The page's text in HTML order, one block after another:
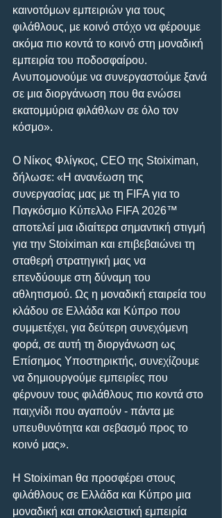
καινοτόμων εμπειριών για τους
φιλάθλους, με κοινό στόχο να φέρουμε
ακόμα πιο κοντά το κοινό στη μοναδική
εμπειρία του ποδοσφαίρου.
Ανυπομονούμε να συνεργαστούμε ξανά
σε μια διοργάνωση που θα ενώσει
εκατομμύρια φιλάθλων σε όλο τον
κόσμο».
Ο Νίκος Φλίγκος, CEO της Stoiximan,
δήλωσε: «Η ανανέωση της
συνεργασίας μας με τη FIFA για το
Παγκόσμιο Κύπελλο FIFA 2026™
αποτελεί μια ιδιαίτερα σημαντική στιγμή
για την Stoiximan και επιβεβαιώνει τη
σταθερή στρατηγική μας να
επενδύουμε στη δύναμη του
αθλητισμού. Ως η μοναδική εταιρεία του
κλάδου σε Ελλάδα και Κύπρο που
συμμετέχει, για δεύτερη συνεχόμενη
φορά, σε αυτή τη διοργάνωση ως
Επίσημος Υποστηρικτής, συνεχίζουμε
να δημιουργούμε εμπειρίες που
φέρνουν τους φιλάθλους πιο κοντά στο
παιχνίδι που αγαπούν - πάντα με
υπευθυνότητα και σεβασμό προς το
κοινό μας».
Η Stoiximan θα προσφέρει στους
φιλάθλους σε Ελλάδα και Κύπρο μια
μοναδική και αποκλειστική εμπειρία